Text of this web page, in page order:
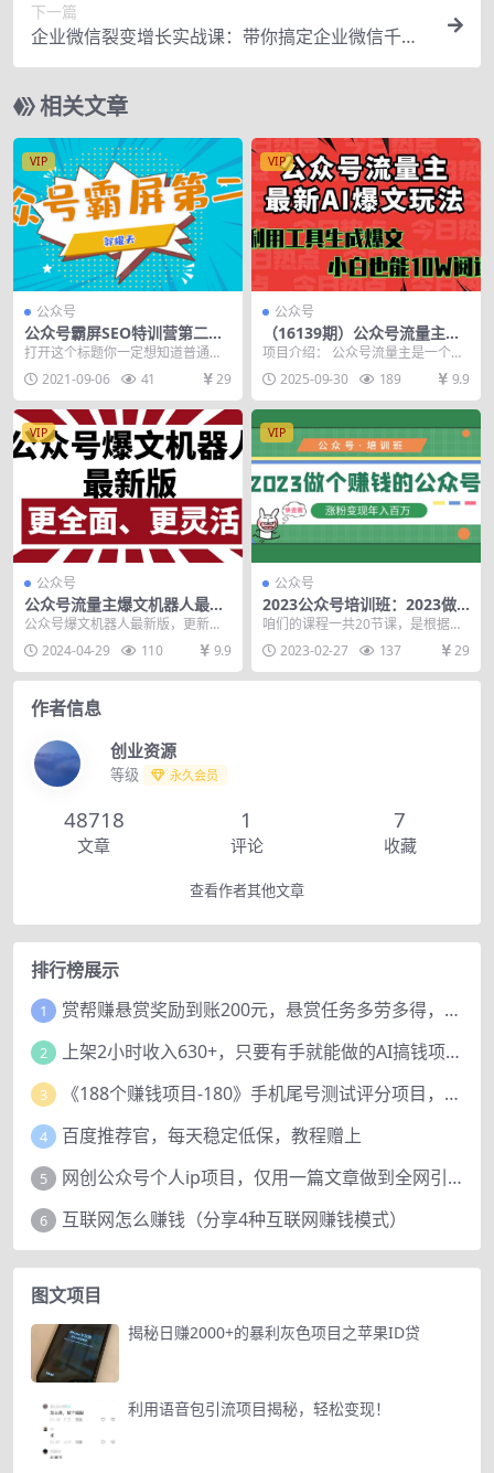
下一篇
企业微信裂变增长实战课：带你搞定企业微信千万
增长红利，新流量-新玩法
相关文章
VIP
公众号
公众号霸屏SEO特训营第二
期，普通人如何通过拦截单日
涨粉1000人 快速赚钱
打开这个标题你一定想知道普通人
究竟如何通过公众号快速被动精准
引流？其实通过公众号...
2021-09-06 41 29
VIP
公众号
（16139期）公众号流量主掘
金新玩法，利用AI工具发布爆
文，小白也能篇篇10W+文
章，…
项目介绍： 公众号流量主是一个一
直没过时的项目，一直都在有新的
玩法出来，固有的看...
2025-09-30 189 9.9
VIP
公众号
公众号流量主爆文机器人最新
版，批量创作发布，功能更全
公众号爆文机器人最新版，更新了
更多功能，支持本地图片自动上
传、新增AI源（文心一...
2024-04-29 110 9.9
VIP
公众号
2023公众号培训班：2023做
个赚钱的公众号，涨粉变现年
咱们的课程一共20节课，是根据新
手一节节设置的，有的课程后面会
留下「作业任务」，...
2023-02-27 137 29
作者信息
创业资源
等级 永久会员
48718
文章
1
评论
7
收藏
查看作者其他文章
排行榜展示
1 赏帮赚悬赏奖励到账200元，悬赏任务多劳多得，人人可做。
2 上架2小时收入630+，只要有手就能做的AI搞钱项目，奶奶看完都能学会!
3 《188个赚钱项目-180》手机尾号测试评分项目，短视频直播日赚200+
4 百度推荐官，每天稳定低保，教程赠上
5 网创公众号个人ip项目，仅用一篇文章做到全网引流！
6 互联网怎么赚钱（分享4种互联网赚钱模式）
图文项目
揭秘日赚2000+的暴利灰色项目之苹果ID贷
利用语音包引流项目揭秘，轻松变现！